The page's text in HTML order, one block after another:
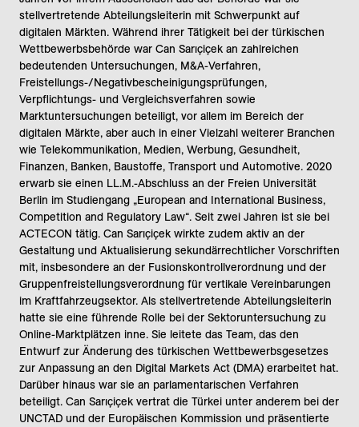
stellvertretende Abteilungsleiterin mit Schwerpunkt auf
digitalen Märkten. Während ihrer Tätigkeit bei der türkischen
Wettbewerbsbehörde war Can Sarıçiçek an zahlreichen
bedeutenden Untersuchungen, M&A-Verfahren,
Freistellungs-/Negativbescheinigungsprüfungen,
Verpflichtungs- und Vergleichsverfahren sowie
Marktuntersuchungen beteiligt, vor allem im Bereich der
digitalen Märkte, aber auch in einer Vielzahl weiterer Branchen
wie Telekommunikation, Medien, Werbung, Gesundheit,
Finanzen, Banken, Baustoffe, Transport und Automotive. 2020
erwarb sie einen LL.M.-Abschluss an der Freien Universität
Berlin im Studiengang „European and International Business,
Competition and Regulatory Law“. Seit zwei Jahren ist sie bei
ACTECON tätig. Can Sarıçiçek wirkte zudem aktiv an der
Gestaltung und Aktualisierung sekundärrechtlicher Vorschriften
mit, insbesondere an der Fusionskontrollverordnung und der
Gruppenfreistellungsverordnung für vertikale Vereinbarungen
im Kraftfahrzeugsektor. Als stellvertretende Abteilungsleiterin
hatte sie eine führende Rolle bei der Sektoruntersuchung zu
Online-Marktplätzen inne. Sie leitete das Team, das den
Entwurf zur Änderung des türkischen Wettbewerbsgesetzes
zur Anpassung an den Digital Markets Act (DMA) erarbeitet hat.
Darüber hinaus war sie an parlamentarischen Verfahren
beteiligt. Can Sarıçiçek vertrat die Türkei unter anderem bei der
UNCTAD und der Europäischen Kommission und präsentierte